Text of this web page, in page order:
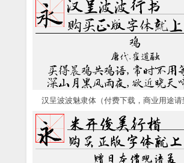
汉呈波波魅隶体（付费下载，商业用途请